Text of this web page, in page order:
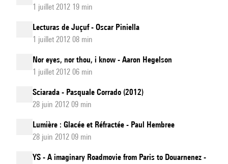
1 juillet 2012 19 min
Lecturas de Juçuf - Oscar Piniella
1 juillet 2012 08 min
Nor eyes, nor thou, i know - Aaron Hegelson
1 juillet 2012 06 min
Sciarada - Pasquale Corrado (2012)
28 juin 2012 09 min
Lumière : Glacée et Réfractée - Paul Hembree
28 juin 2012 09 min
YS - A imaginary Roadmovie from Paris to Douarnenez -